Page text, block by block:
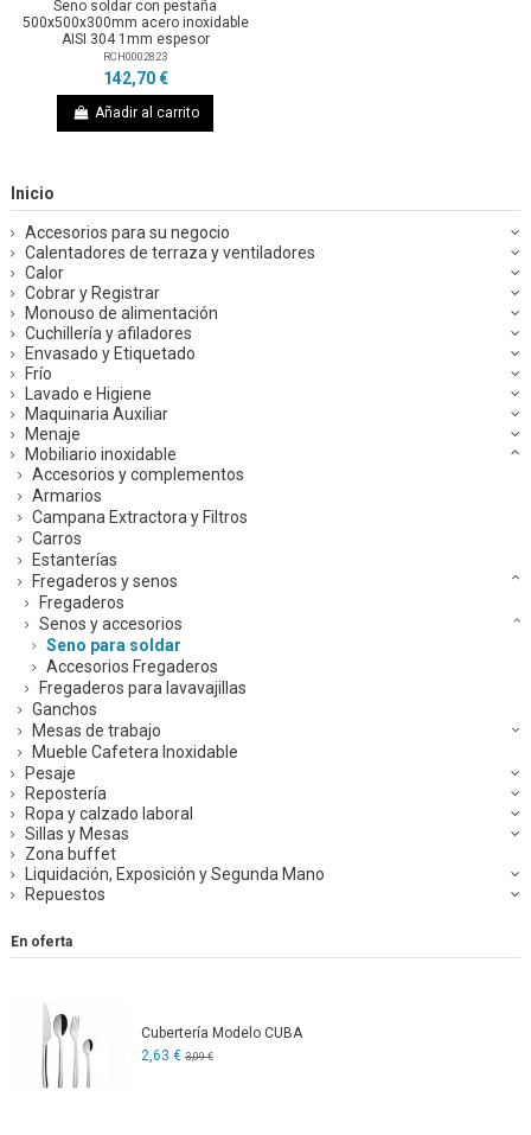
Seno soldar con pestaña
500x500x300mm acero inoxidable
AISI 304 1mm espesor
RCH0002823
142,70 €
Añadir al carrito
Inicio
Accesorios para su negocio
Calentadores de terraza y ventiladores
Calor
Cobrar y Registrar
Monouso de alimentación
Cuchillería y afiladores
Envasado y Etiquetado
Frío
Lavado e Higiene
Maquinaria Auxiliar
Menaje
Mobiliario inoxidable
Accesorios y complementos
Armarios
Campana Extractora y Filtros
Carros
Estanterías
Fregaderos y senos
Fregaderos
Senos y accesorios
Seno para soldar
Accesorios Fregaderos
Fregaderos para lavavajillas
Ganchos
Mesas de trabajo
Mueble Cafetera Inoxidable
Pesaje
Repostería
Ropa y calzado laboral
Sillas y Mesas
Zona buffet
Liquidación, Exposición y Segunda Mano
Repuestos
En oferta
Cubertería Modelo CUBA
2,63 € 3,09 €